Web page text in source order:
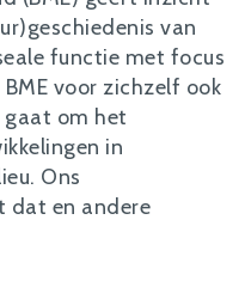
van
functie met focus
voor zichzelf ook
gaat om het
in
Ons
dat en andere